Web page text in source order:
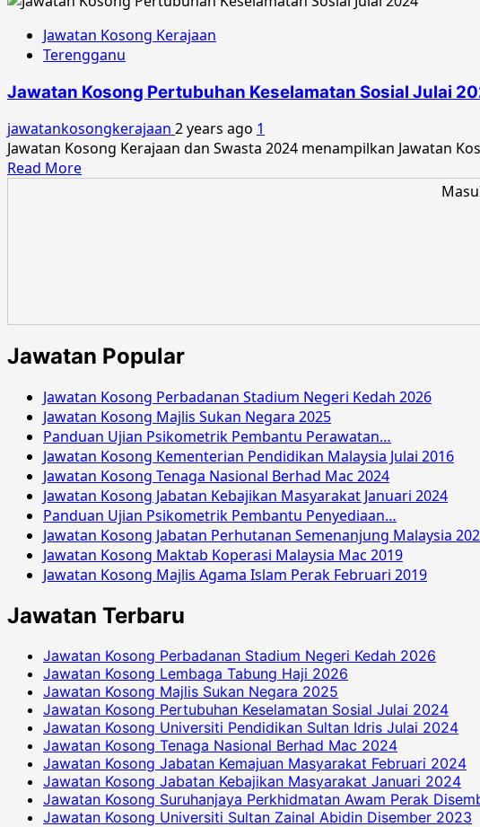
Jawatan Kosong Kerajaan
Terengganu
Jawatan Kosong Pertubuhan Keselamatan Sosial Julai
jawatankosongkerajaan 2 years ago 1
Jawatan Kosong Kerajaan dan Swasta 2024 menampilkan Jawatan
Read MoreRead
Julai
2024
Jawatan Popular
Jawatan Kosong Perbadanan Stadium Negeri Kedah 2026
Jawatan Kosong Majlis Sukan Negara 2025
Panduan Ujian Psikometrik Pembantu Perawatan…
Jawatan Kosong Kementerian Pendidikan Malaysia Julai 2016
Jawatan Kosong Tenaga Nasional Berhad Mac 2024
Jawatan Kosong Jabatan Kebajikan Masyarakat Januari 2024
Panduan Ujian Psikometrik Pembantu Penyediaan…
Jawatan Kosong Jabatan Perhutanan Semenanjung Malaysia
Jawatan Kosong Maktab Koperasi Malaysia Mac 2019
Jawatan Kosong Majlis Agama Islam Perak Februari 2019
Jawatan Terbaru
Jawatan Kosong Perbadanan Stadium Negeri Kedah 2026
Jawatan Kosong Lembaga Tabung Haji 2026
Jawatan Kosong Majlis Sukan Negara 2025
Jawatan Kosong Pertubuhan Keselamatan Sosial Julai 2024
Jawatan Kosong Universiti Pendidikan Sultan Idris Julai 2024
Jawatan Kosong Tenaga Nasional Berhad Mac 2024
Jawatan Kosong Jabatan Kemajuan Masyarakat Februari 2024
Jawatan Kosong Jabatan Kebajikan Masyarakat Januari 2024
Jawatan Kosong Suruhanjaya Perkhidmatan Awam Perak
Jawatan Kosong Universiti Sultan Zainal Abidin Disember 2023